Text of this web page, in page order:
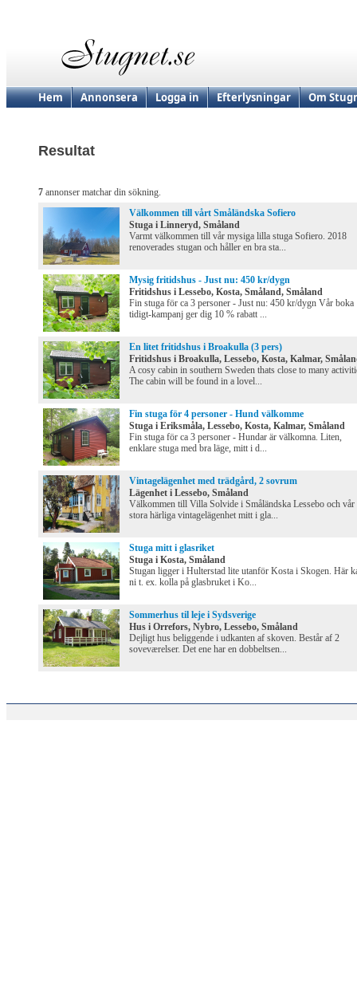
Hem Annonsera Logga in Efterlysningar Om
Resultat
7 annonser matchar din sökning.
Välkommen till vårt Småländska Sofiero
Stuga i Linneryd, Småland
Varmt välkommen till vår mysiga lilla stuga Sofiero. 2018
renoverades stugan och håller en bra sta...
Mysig fritidshus - Just nu: 450 kr/dygn
Fritidshus i Lessebo, Kosta, Småland, Småland
Fin stuga för ca 3 personer - Just nu: 450 kr/dygn Vår boka
tidigt-kampanj ger dig 10 % rabatt ...
En litet fritidshus i Broakulla (3 pers)
Fritidshus i Broakulla, Lessebo, Kosta, Kalmar,
A cosy cabin in southern Sweden thats close to many
The cabin will be found in a lovel...
Fin stuga för 4 personer - Hund välkomme
Stuga i Eriksmåla, Lessebo, Kosta, Kalmar, Småland
Fin stuga för ca 3 personer - Hundar är välkomna. Liten,
enklare stuga med bra läge, mitt i d...
Vintagelägenhet med trädgård, 2 sovrum
Lägenhet i Lessebo, Småland
Välkommen till Villa Solvide i Småländska Lessebo och vår
stora härliga vintagelägenhet mitt i gla...
Stuga mitt i glasriket
Stuga i Kosta, Småland
Stugan ligger i Hulterstad lite utanför Kosta i Skogen. Här
ni t. ex. kolla på glasbruket i Ko...
Sommerhus til leje i Sydsverige
Hus i Orrefors, Nybro, Lessebo, Småland
Dejligt hus beliggende i udkanten af skoven. Består af 2
soveværelser. Det ene har en dobbeltsen...